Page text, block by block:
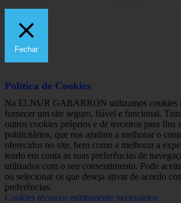
Fechar
Política de Cookies
Na ELNUR GABARRON utilizamos cookies
fornecer um site seguro, fiável e funcional.
outros cookies próprios e de terceiros para fins
publicitários, que nos ajudam a melhorar o
oferecidos no site, bem como a melhorar a
tendo em conta as suas preferências de
utilizados com o seu consentimento. Pode
ou selecionar os que deseja ativar de acordo
preferências.
Cookies técnicos estritamente necessários